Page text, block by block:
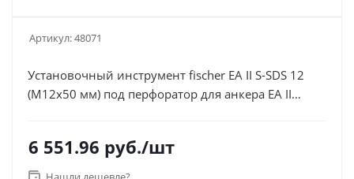
Артикул:48071
Установочный инструмент fischer EA II S-SDS 12
(M12x50 мм) под перфоратор для анкера EA II
6 551.96 руб./шт